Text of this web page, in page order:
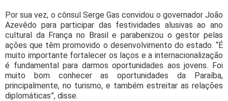
Por sua vez, o cônsul Serge Gas convidou o governador João
Azevêdo para participar das festividades alusivas ao ano
cultural da França no Brasil e parabenizou o gestor pelas
ações que têm promovido o desenvolvimento do estado. “É
muito importante fortalecer os laços e a internacionalização
é fundamental para darmos oportunidades aos jovens. Foi
muito bom conhecer as oportunidades da Paraíba,
principalmente, no turismo, e também estreitar as relações
diplomáticas”, disse.